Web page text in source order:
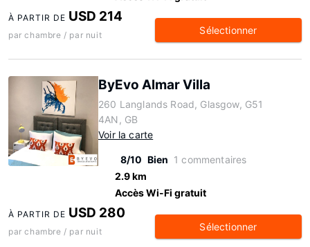
À PARTIR DE USD 214
par chambre / par nuit Sélectionner
ByEvo Almar Villa
260 Langlands Road, Glasgow, G51
4AN, GB
Voir la carte
8/10 Bien 1 commentaires
2.9 km
Accès Wi-Fi gratuit
À PARTIR DE USD 280
par chambre / par nuit Sélectionner